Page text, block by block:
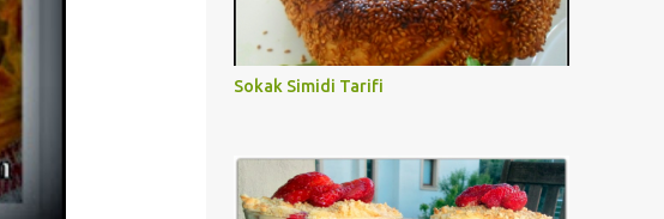
Sokak Simidi Tarifi